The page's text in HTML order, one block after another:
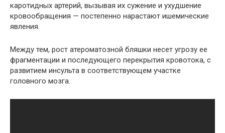
каротидных артерий, вызывая их сужение и ухудшение
кровообращения — постепенно нарастают ишемические
явления.
Между тем, рост атероматозной бляшки несет угрозу ее
фрагментации и последующего перекрытия кровотока, с
развитием инсульта в соответствующем участке
головного мозга.